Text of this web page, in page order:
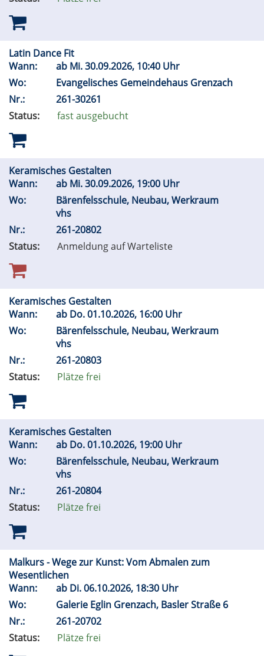
Latin Dance Fit
Wann:
ab Mi.30.09.2026, 10:40 Uhr
Wo:
Evangelisches Gemeindehaus Grenzach
Nr.:
261-30261
Status:
fast ausgebucht
Keramisches Gestalten
Wann:
ab Mi.30.09.2026, 19:00 Uhr
Wo:
Bärenfelsschule, Neubau, Werkraum
vhs
Nr.:
261-20802
Status:
Anmeldung auf Warteliste
Keramisches Gestalten
Wann:
ab Do.01.10.2026, 16:00 Uhr
Wo:
Bärenfelsschule, Neubau, Werkraum
vhs
Nr.:
261-20803
Status:
Plätze frei
Keramisches Gestalten
Wann:
ab Do.01.10.2026, 19:00 Uhr
Wo:
Bärenfelsschule, Neubau, Werkraum
vhs
Nr.:
261-20804
Status:
Plätze frei
Malkurs - Wege zur Kunst: Vom Abmalen zum
Wesentlichen
Wann:
ab Di.06.10.2026, 18:30 Uhr
Wo:
Galerie Eglin Grenzach, Basler Straße 6
Nr.:
261-20702
Status:
Plätze frei